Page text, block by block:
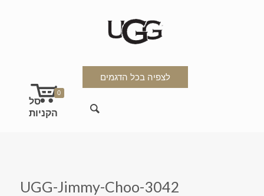
לצפיה בכל הדגמים
0
UGG-Jimmy-Choo-3042